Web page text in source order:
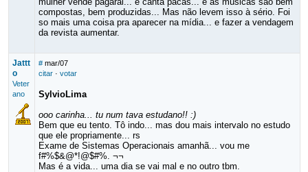
compostas, bem produzidas... Mas não levem isso à sério. Foi
so mais uma coisa pra aparecer na mídia... e fazer a vendagem
da revista aumentar.
Jattt
o
Veter
ano
# mar/07
citar· votar
SylvioLima
ooo carinha... tu num tava estudano!! :)
Bem que eu tento. Tô indo... mas dou mais intervalo no estudo
que ele propriamente... rs
Exame de Sistemas Operacionais amanhã... vou me
f#%$&@*!@$#%. ¬¬
Mas é a vida... uma dia se vai mal e no outro tbm.